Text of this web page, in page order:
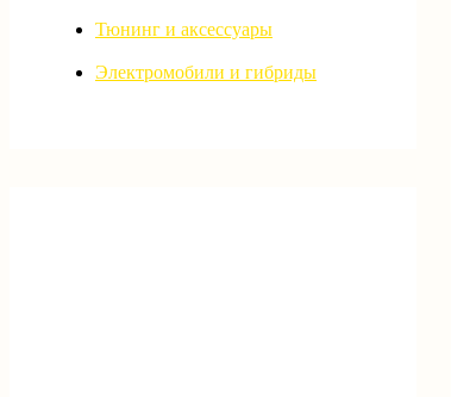
Тюнинг и аксессуары
Электромобили и гибриды